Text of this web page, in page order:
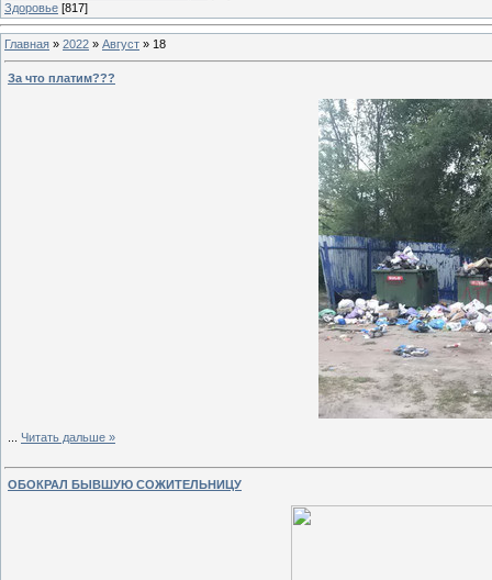
Здоровье [817]
Главная » 2022 » Август » 18
За что платим???
Читать дальше »
ОБОКРАЛ БЫВШУЮ СОЖИТЕЛЬНИЦУ